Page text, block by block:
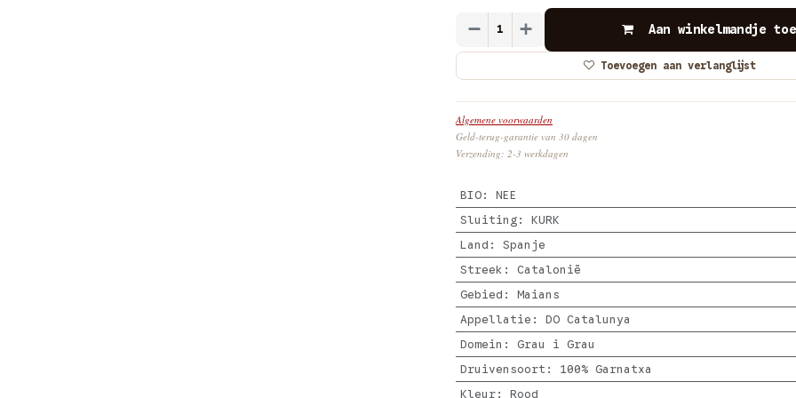
Aan winkelmandje
Toevoegen aan verlanglijst
Algemene voorwaarden
Geld-terug-garantie van 30 dagen
Verzending: 2-3 werkdagen
BIO: NEE
Sluiting: KURK
Land : Spanje
Streek : Catalonië
Gebied : Maians
Appellatie : DO Catalunya
Domein : Grau i Grau
Druivensoort : 100% Garnatxa
Kleur: Rood